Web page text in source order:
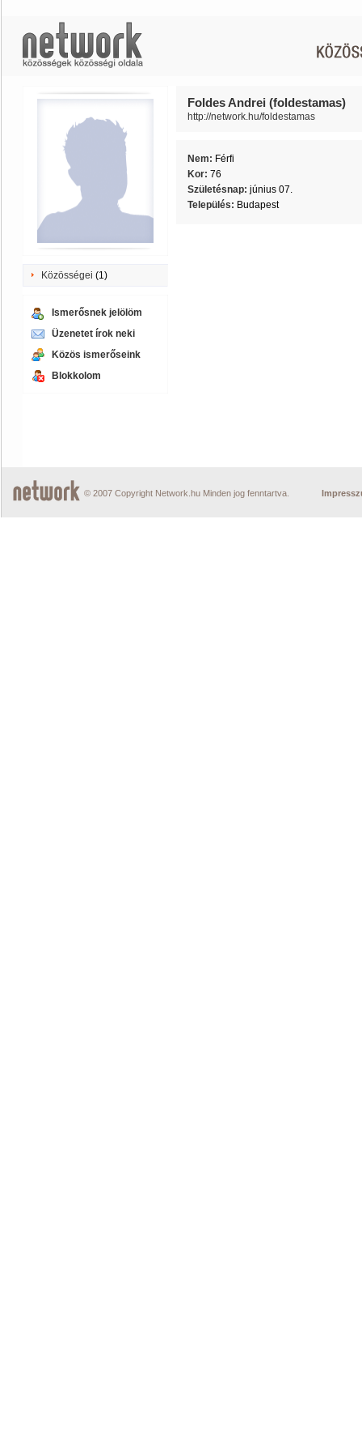
Közösségei (1)
Ismerősnek jelölöm
Üzenetet írok neki
Közös ismerőseink
Blokkolom
Foldes Andrei (foldestamas)
http://network.hu/foldestamas
Nem: Férfi
Kor: 76
Születésnap: június 07.
Település: Budapest
© 2007 Copyright Network.hu Minden jog fenntartva.